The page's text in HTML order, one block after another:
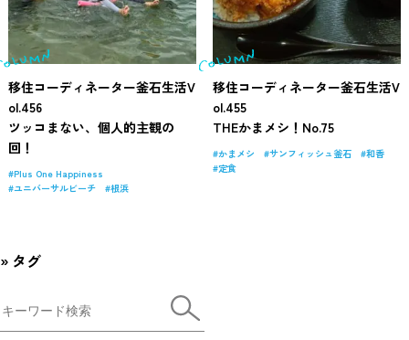
移住コーディネーター釜石生活V
ol.456
ツッコまない、個人的主観の
回！
Plus One Happiness
ユニバーサルビーチ
根浜
移住コーディネーター釜石生活V
ol.455
THEかまメシ！No.75
かまメシ サンフィッシュ釜石
和香
定食
タグ